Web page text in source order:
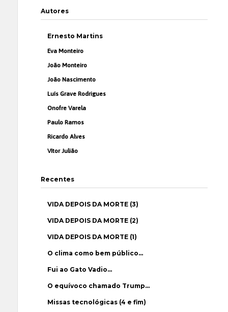
Autores
Ernesto Martins
Eva Monteiro
João Monteiro
João Nascimento
Luís Grave Rodrigues
Onofre Varela
Paulo Ramos
Ricardo Alves
Vítor Julião
Recentes
VIDA DEPOIS DA MORTE (3)
VIDA DEPOIS DA MORTE (2)
VIDA DEPOIS DA MORTE (1)
O clima como bem público…
Fui ao Gato Vadio…
O equívoco chamado Trump…
Missas tecnológicas (4 e fim)